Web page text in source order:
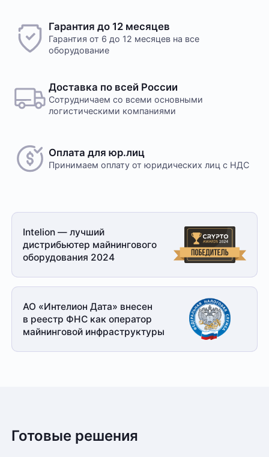
Гарантия до 12 месяцев
Гарантия от 6 до 12 месяцев на все
оборудование
Доставка по всей России
Сотрудничаем со всеми основными
логистическими компаниями
Оплата для юр.лиц
Принимаем оплату от юридических лиц с НДС
Intelion — лучший
дистрибьютер майнингового
оборудования 2024
АО «Интелион Дата» внесен
в реестр ФНС как оператор
майнинговой инфраструктуры
Готовые решения